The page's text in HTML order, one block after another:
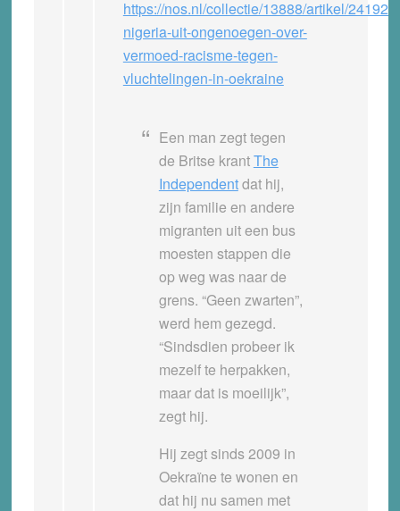
https://nos.nl/collectie/13888/artikel/
nigeria-uit-ongenoegen-over-
vermoed-racisme-tegen-
vluchtelingen-in-oekraine
Een man zegt tegen
de Britse krantThe
Independentdat hij,
zijn familie en andere
migranten uit een bus
moesten stappen die
op weg was naar de
grens. “Geen zwarten”,
werd hem gezegd.
“Sindsdien probeer ik
mezelf te herpakken,
maar dat is moeilijk”,
zegt hij.
Hij zegt sinds 2009 in
Oekraïne te wonen en
dat hij nu samen met